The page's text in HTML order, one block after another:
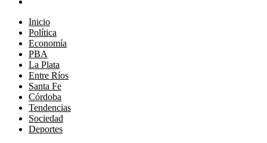
Inicio
Política
Economía
PBA
La Plata
Entre Ríos
Santa Fe
Córdoba
Tendencias
Sociedad
Deportes